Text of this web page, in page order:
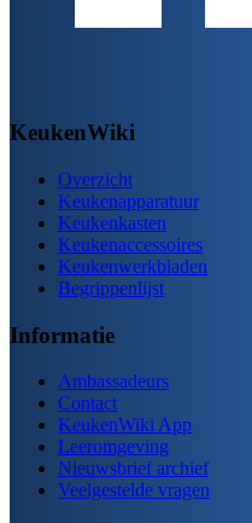
KeukenWiki
Overzicht
Keukenapparatuur
Keukenkasten
Keukenaccessoires
Keukenwerkbladen
Begrippenlijst
Informatie
Ambassadeurs
Contact
KeukenWiki App
Leeromgeving
Nieuwsbrief archief
Veelgestelde vragen